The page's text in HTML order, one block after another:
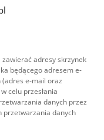
adresy skrzynek
będącego adresem e-
e-mail oraz
celu przesłania
danych przez
przetwarzania danych